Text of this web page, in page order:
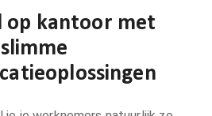
op kantoor met
slimme